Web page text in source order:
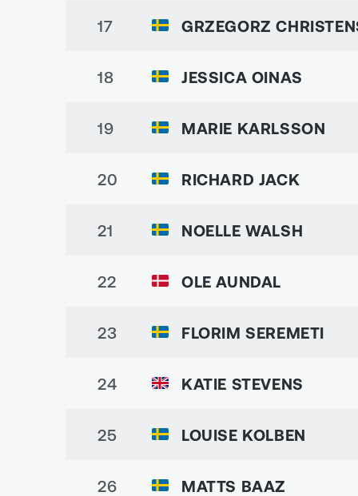
17 GRZEGORZ
18 JESSICA OINAS
19 MARIE KARLSSON
20 RICHARD JACK
21 NOELLE WALSH
22 OLE AUNDAL
23 FLORIM SEREMETI
24 KATIE STEVENS
25 LOUISE KOLBEN
26 MATTS BAAZ